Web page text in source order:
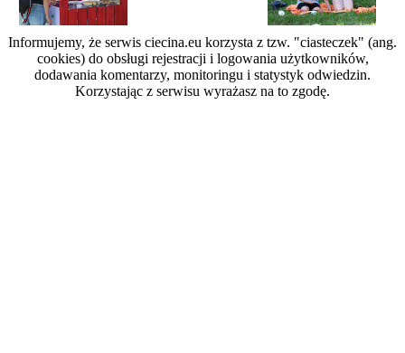
Informujemy, że serwis ciecina.eu korzysta z tzw. "ciasteczek" (ang.
cookies) do obsługi rejestracji i logowania użytkowników,
dodawania komentarzy, monitoringu i statystyk odwiedzin.
Korzystając z serwisu wyrażasz na to zgodę.